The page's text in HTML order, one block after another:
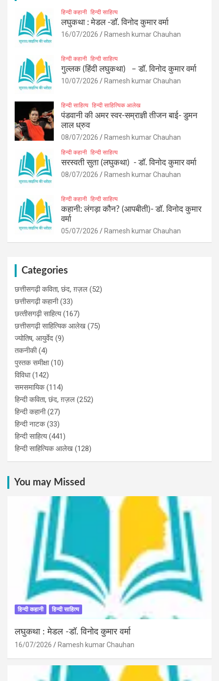
हिन्दी कहानी हिन्दी साहित्य
लघुकथा : मेडल -डॉ. विनोद कुमार वर्मा
16/07/2026 Ramesh kumar Chauhan
हिन्दी कहानी हिन्दी साहित्य
गुल्लक (हिंदी लघुकथा) – डॉ. विनोद कुमार वर्मा
10/07/2026 Ramesh kumar Chauhan
हिन्दी साहित्य हिन्दी साहित्यिक आलेख
पंडवानी की अमर स्वर-सम्राज्ञी तीजन बाई- डुमन
लाल ध्रुव
08/07/2026 Ramesh kumar Chauhan
हिन्दी कहानी हिन्दी साहित्य
सरस्वती सुता (लघुकथा) ​- डॉ. विनोद कुमार वर्मा
08/07/2026 Ramesh kumar Chauhan
हिन्दी कहानी हिन्दी साहित्य
कहानी: लंगड़ा कौन? (आपबीती)​- डॉ. विनोद कुमार
वर्मा
05/07/2026 Ramesh kumar Chauhan
Categories
छत्तीसगढ़ी कविता, छंद, ग़ज़ल (52)
छत्तीसगढ़ी कहानी(33)
छत्‍तीसगढ़ी साहित्‍य(167)
छत्तीसगढ़ी साहित्यिक आलेख (75)
ज्योतिष, आयुर्वेद (9)
तकनीकी(4)
पुस्‍तक समीक्षा(10)
विविधा(142)
समसमायिक(114)
हिन्दी कविता, छंद, ग़ज़ल (252)
हिन्दी कहानी(27)
हिन्‍दी नाटक(33)
हिन्दी साहित्य(441)
हिन्दी साहित्यिक आलेख (128)
You may Missed
हिन्दी कहानी हिन्दी साहित्य
लघुकथा : मेडल -डॉ. विनोद कुमार वर्मा
16/07/2026 Ramesh kumar Chauhan